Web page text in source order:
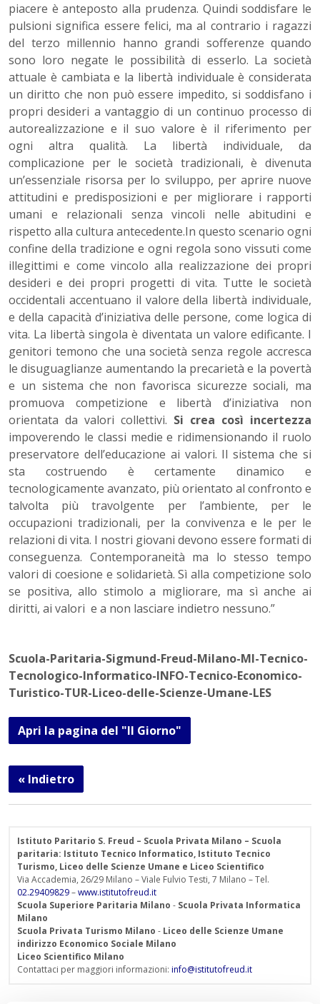
piacere è anteposto alla prudenza. Quindi soddisfare le
pulsioni significa essere felici, ma al contrario i ragazzi
del terzo millennio hanno grandi sofferenze quando
sono loro negate le possibilità di esserlo. La società
attuale è cambiata e la libertà individuale è considerata
un diritto che non può essere impedito, si soddisfano i
propri desideri a vantaggio di un continuo processo di
autorealizzazione e il suo valore è il riferimento per
ogni altra qualità. La libertà individuale, da
complicazione per le società tradizionali, è divenuta
un’essenziale risorsa per lo sviluppo, per aprire nuove
attitudini e predisposizioni e per migliorare i rapporti
umani e relazionali senza vincoli nelle abitudini e
rispetto alla cultura antecedente.In questo scenario ogni
confine della tradizione e ogni regola sono vissuti come
illegittimi e come vincolo alla realizzazione dei propri
desideri e dei propri progetti di vita. Tutte le società
occidentali accentuano il valore della libertà individuale,
e della capacità d’iniziativa delle persone, come logica di
vita. La libertà singola è diventata un valore edificante. I
genitori temono che una società senza regole accresca
le disuguaglianze aumentando la precarietà e la povertà
e un sistema che non favorisca sicurezze sociali, ma
promuova competizione e libertà d’iniziativa non
orientata da valori collettivi. Si crea così incertezza
impoverendo le classi medie e ridimensionando il ruolo
preservatore dell’educazione ai valori. Il sistema che si
sta costruendo è certamente dinamico e
tecnologicamente avanzato, più orientato al confronto e
talvolta più travolgente per l’ambiente, per le
occupazioni tradizionali, per la convivenza e le per le
relazioni di vita. I nostri giovani devono essere formati di
conseguenza. Contemporaneità ma lo stesso tempo
valori di coesione e solidarietà. Sì alla competizione solo
se positiva, allo stimolo a migliorare, ma sì anche ai
diritti, ai valori e a non lasciare indietro nessuno.”
Scuola-Paritaria-Sigmund-Freud-Milano-MI-Tecnico-
Tecnologico-Informatico-INFO-Tecnico-Economico-
Turistico-TUR-Liceo-delle-Scienze-Umane-LES
Apri la pagina del "Il Giorno"
« Indietro
Istituto Paritario S. Freud – Scuola Privata Milano – Scuola
paritaria: Istituto Tecnico Informatico, Istituto Tecnico
Turismo, Liceo delle Scienze Umane e Liceo Scientifico
Via Accademia, 26/29 Milano – Viale Fulvio Testi, 7 Milano – Tel.
02.29409829–www.istitutofreud.it
Scuola Superiore Paritaria Milano - Scuola Privata Informatica
Milano
Scuola Privata Turismo Milano - Liceo delle Scienze Umane
indirizzo Economico Sociale Milano
Liceo Scientifico Milano
Contattaci per maggiori informazioni: info@istitutofreud.it